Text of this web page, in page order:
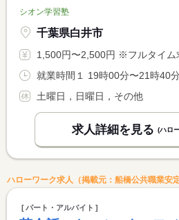
シオン学習塾
千葉県白井市
1,500円〜2,500円 ※フルタイム求人の場合は月額（換算額）、
就業時間１ 19時00分〜21時40
土曜日，日曜日，その他
求人詳細を見る (ハロ
ハローワーク求人（掲載元：船橋公共職業安定
パート・アルバイト